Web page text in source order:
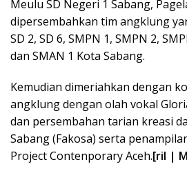
Meulu SD Negeri 1 Sabang,
dipersembahkan tim angklung
SD 2, SD 6, SMPN 1, SMPN 2,
dan SMAN 1 Kota Sabang.
Kemudian dimeriahkan dengan
angklung dengan olah vokal
dan persembahan tarian kreasi
Sabang (Fakosa) serta
Project Contenporary Aceh.[ril |